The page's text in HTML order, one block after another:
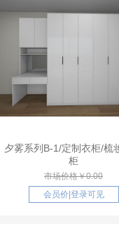
夕雾系列B-1/定制衣柜/梳
柜
市场价格￥0.00
会员价 登录可见